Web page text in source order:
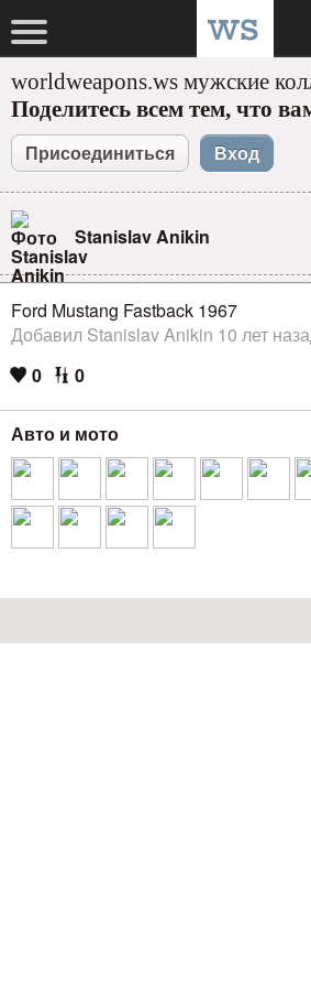
worldweapons.ws мужские
Поделитесь всем тем, что
Присоединиться Вход
Stanislav Anikin
Ford Mustang Fastback 1967
Добавил Stanislav Anikin 10 лет
0
0
Авто и мото